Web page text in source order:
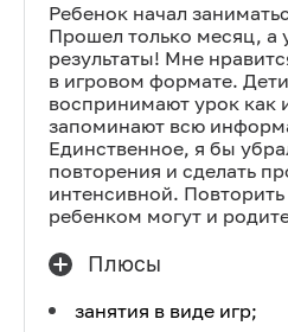
Ребенок начал
Прошел только месяц, а
результаты! Мне
в игровом формате.
воспринимают урок как
запоминают всю
Единственное, я бы
повторения и сделать
интенсивной.
ребенком могут и
Плюсы
занятия в виде игр;